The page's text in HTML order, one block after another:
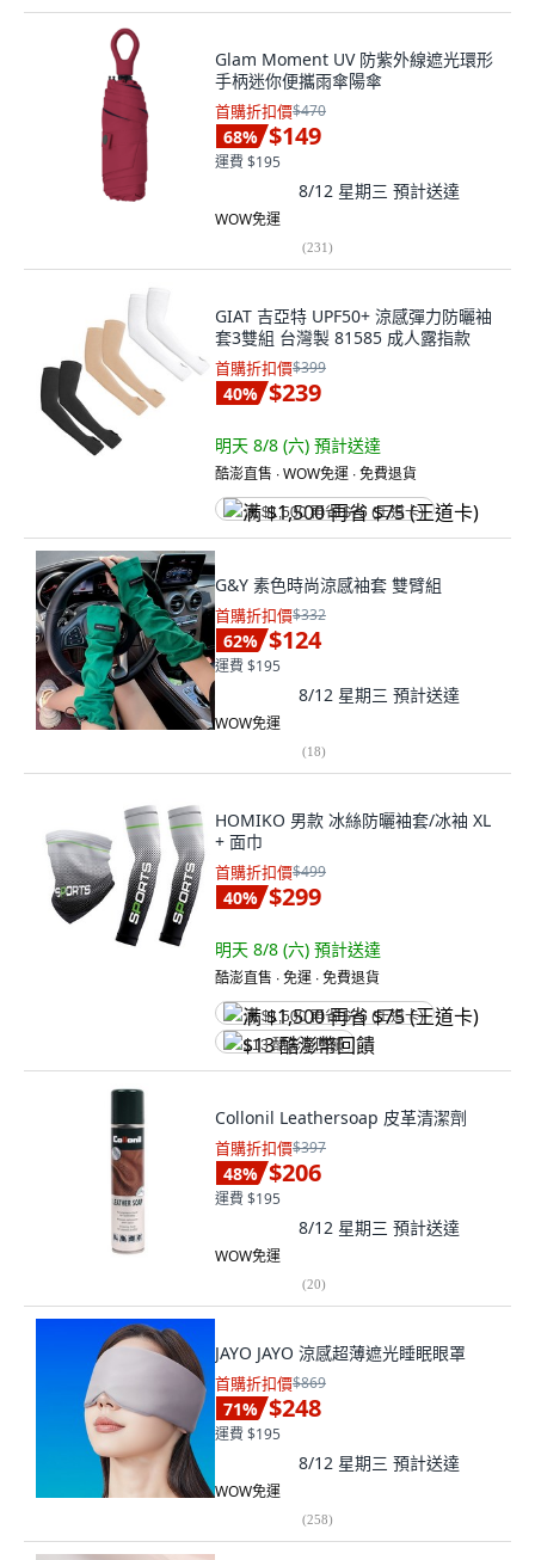
Glam Moment UV 防紫外線遮光環形
手柄迷你便攜雨傘陽傘
首購折扣價$470
68% $149
運費 $195
8/12 星期三 預計送達
WOW免運
(231)
GIAT 吉亞特 UPF50+ 涼感彈力防曬袖
套3雙組 台灣製 81585 成人露指款
首購折扣價$399
40% $239
明天 8/8 (六) 預計送達
酷澎直售 ∙ WOW免運 ∙ 免費退貨
满 $1,500 再省 $75 (王道卡)
G&Y 素色時尚涼感袖套 雙臂組
首購折扣價$332
62% $124
運費 $195
8/12 星期三 預計送達
WOW免運
(18)
HOMIKO 男款 冰絲防曬袖套/冰袖 XL
+ 面巾
首購折扣價$499
40% $299
明天 8/8 (六) 預計送達
酷澎直售 ∙ 免運 ∙ 免費退貨
满 $1,500 再省 $75 (王道卡)
$13 酷澎幣回饋
Collonil Leathersoap 皮革清潔劑
首購折扣價$397
48% $206
運費 $195
8/12 星期三 預計送達
WOW免運
(20)
JAYO JAYO 涼感超薄遮光睡眠眼罩
首購折扣價$869
71% $248
運費 $195
8/12 星期三 預計送達
WOW免運
(258)